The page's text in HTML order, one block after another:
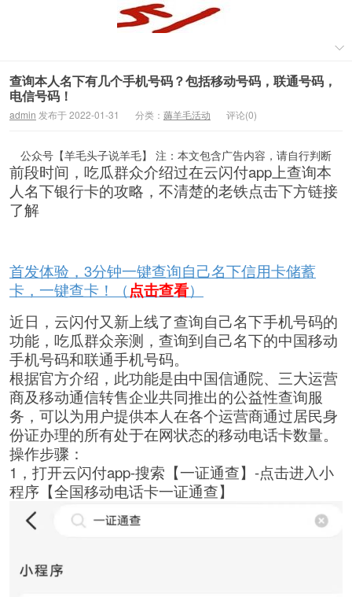
查询本人名下有几个手机号码？包括移动号码，联通号码，
电信号码！
admin 发布于 2022-01-31 分类： 薅羊毛活动 评论(0)
公众号【羊毛头子说羊毛】 注：本文包含广告内容，请自行判断
前段时间，吃瓜群众介绍过在云闪付app上查询本
人名下银行卡的攻略，不清楚的老铁点击下方链接
了解
首发体验，3分钟一键查询自己名下信用卡储蓄
卡，一键查卡！（点击查看）
近日，云闪付又新上线了查询自己名下手机号码的
功能，吃瓜群众亲测，查询到自己名下的中国移动
手机号码和联通手机号码。
根据官方介绍，此功能是由中国信通院、三大运营
商及移动通信转售企业共同推出的公益性查询服
务，可以为用户提供本人在各个运营商通过居民身
份证办理的所有处于在网状态的移动电话卡数量。
操作步骤：
1，打开云闪付app-搜索【一证通查】-点击进入小
程序【全国移动电话卡一证通查】